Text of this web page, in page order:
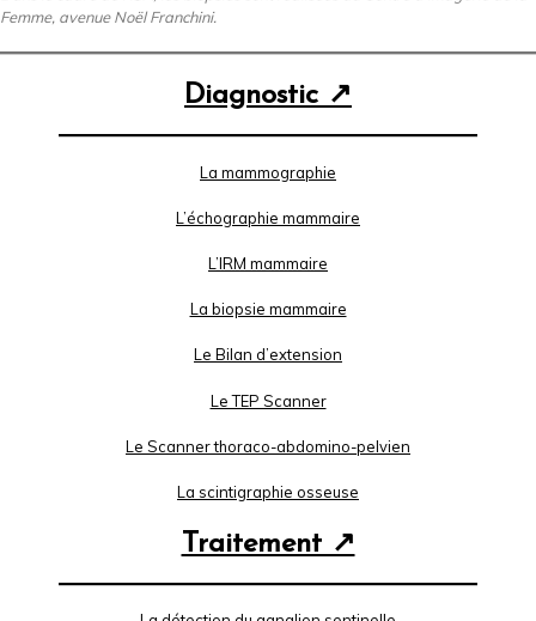
Femme, avenue Noël Franchini.
Diagnostic ↗
La mammographie
L’échographie mammaire
L’IRM mammaire
La biopsie mammaire
Le Bilan d’extension
Le TEP Scanner
Le Scanner thoraco-abdomino-pelvien
La scintigraphie osseuse
Traitement ↗